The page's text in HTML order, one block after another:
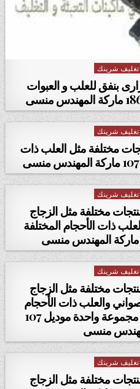
تغليف شرينك
بنفق للعلب و العبوات
تغليف شرينك
مختلفة مثل العلب ذات
تغليف شرينك
مختلفة مثل الزجاج
ذات الأحجام المختلفة
تغليف شرينك
مختلفة مثل الزجاج
والعلب ذات الأحجام
المختلفة وتغليفها ضمن مجموعة واحدة موديل 107
منسى
تغليف شرينك
مختلفة مثل الزجاج